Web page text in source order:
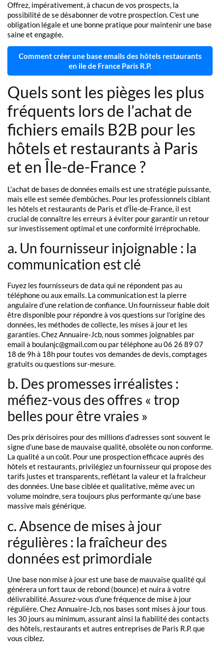
Offrez, impérativement, à chacun de vos prospects, la
possibilité de se désabonner de votre prospection. C’est une
obligation légale et une bonne pratique pour maintenir une base
saine et engagée.
Comment créer une base emails des hôtels restaurants
en ile de France Paris R.P.
Quels sont les pièges les plus
fréquents lors de l’achat de
fichiers emails B2B pour les
hôtels et restaurants à Paris
et en Île-de-France ?
L’achat de bases de données emails est une stratégie puissante,
mais elle est semée d’embûches. Pour les professionnels ciblant
les hôtels et restaurants de Paris et d’Île-de-France, il est
crucial de connaître les erreurs à éviter pour garantir un retour
sur investissement optimal et une conformité irréprochable.
a. Un fournisseur injoignable : la
communication est clé
Fuyez les fournisseurs de data qui ne répondent pas au
téléphone ou aux emails. La communication est la pierre
angulaire d’une relation de confiance. Un fournisseur fiable doit
être disponible pour répondre à vos questions sur l’origine des
données, les méthodes de collecte, les mises à jour et les
garanties. Chez Annuaire-Jcb, nous sommes joignables par
email à boulanjc@gmail.com ou par téléphone au 06 26 89 07
18 de 9h à 18h pour toutes vos demandes de devis, comptages
gratuits ou questions sur-mesure.
b. Des promesses irréalistes :
méfiez-vous des offres « trop
belles pour être vraies »
Des prix dérisoires pour des millions d’adresses sont souvent le
signe d’une base de mauvaise qualité, obsolète ou non conforme.
La qualité a un coût. Pour une prospection efficace auprès des
hôtels et restaurants, privilégiez un fournisseur qui propose des
tarifs justes et transparents, reflétant la valeur et la fraîcheur
des données. Une base ciblée et qualitative, même avec un
volume moindre, sera toujours plus performante qu’une base
massive mais générique.
c. Absence de mises à jour
régulières : la fraîcheur des
données est primordiale
Une base non mise à jour est une base de mauvaise qualité qui
générera un fort taux de rebond (bounce) et nuira à votre
délivrabilité. Assurez-vous d’une fréquence de mise à jour
régulière. Chez Annuaire-Jcb, nos bases sont mises à jour tous
les 30 jours au minimum, assurant ainsi la fiabilité des contacts
des hôtels, restaurants et autres entreprises de Paris R.P. que
vous ciblez.